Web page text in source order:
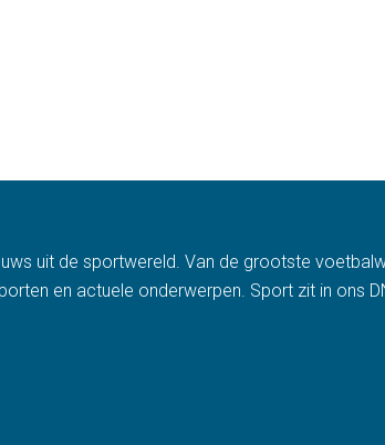
uit de sportwereld. Van de grootste
en actuele onderwerpen. Sport zit in ons